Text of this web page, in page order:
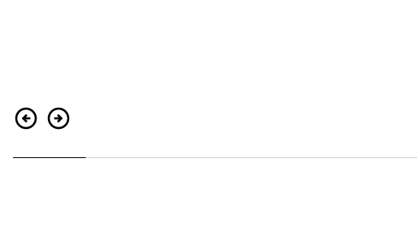
RetourContinuer